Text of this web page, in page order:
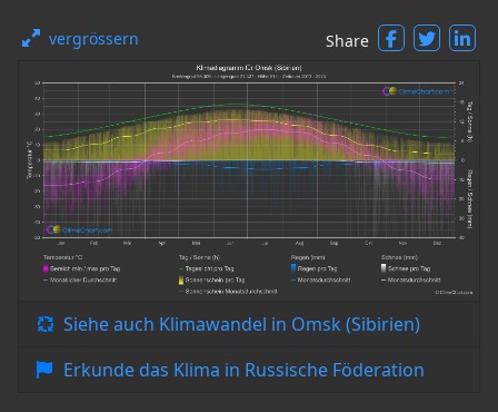
vergrössern Share
Siehe auch Klimawandel in Omsk (Sibirien)
Erkunde das Klima in Russische Föderation